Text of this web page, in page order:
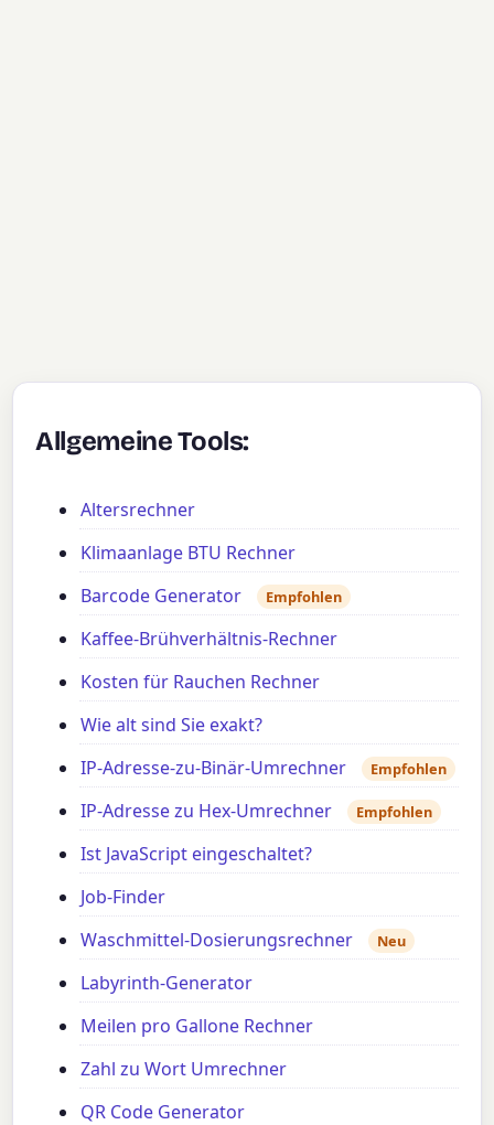
Allgemeine Tools:
Altersrechner
Klimaanlage BTU Rechner
Barcode Generator
Empfohlen
Kaffee-Brühverhältnis-Rechner
Kosten für Rauchen Rechner
Wie alt sind Sie exakt?
IP-Adresse-zu-Binär-Umrechner
Empfohlen
IP-Adresse zu Hex-Umrechner Empfohlen
Ist JavaScript eingeschaltet?
Job-Finder
Waschmittel-Dosierungsrechner
Neu
Labyrinth-Generator
Meilen pro Gallone Rechner
Zahl zu Wort Umrechner
QR Code Generator